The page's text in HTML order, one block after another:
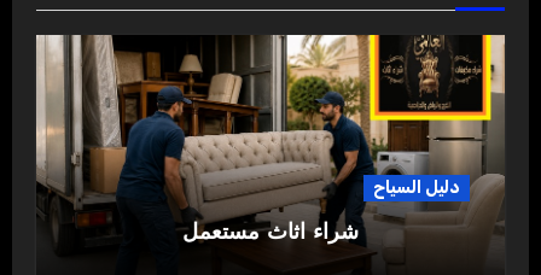
دليل السياح
شراء اثاث مستعمل